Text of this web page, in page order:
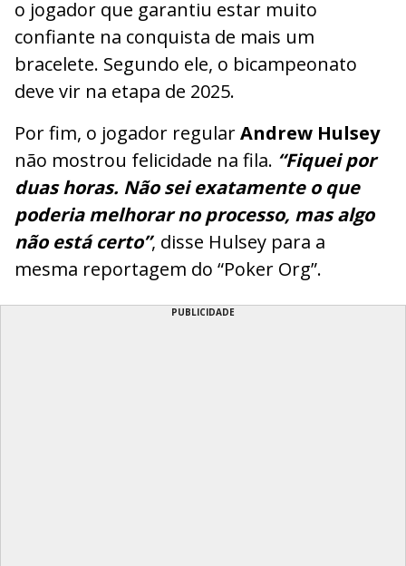
o jogador que garantiu estar muito
confiante na conquista de mais um
bracelete. Segundo ele, o bicampeonato
deve vir na etapa de 2025.
Por fim, o jogador regularAndrew Hulsey
não mostrou felicidade na fila. “Fiquei por
duas horas. Não sei exatamente o que
poderia melhorar no processo, mas algo
não está certo”, disse Hulsey para a
mesma reportagem do “Poker Org”.
PUBLICIDADE